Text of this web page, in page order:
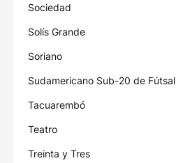
Sociedad
Solís Grande
Soriano
Sudamericano Sub-20 de Fútsal
Tacuarembó
Teatro
Treinta y Tres